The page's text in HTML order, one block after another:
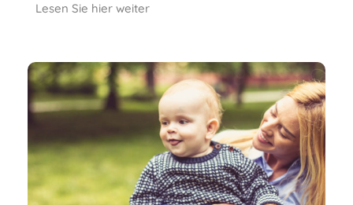
Lesen Sie hier weiter